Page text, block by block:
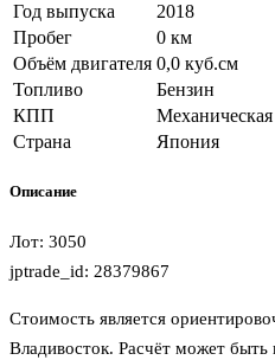
Год выпуска
2018
Пробег
0 км
Объём двигателя 0,0 куб.см
Топливо
Бензин
КПП
Механическая
Страна
Япония
Описание
Лот: 3050
jptrade_id: 28379867
Стоимость является
Владивосток. Расчёт может